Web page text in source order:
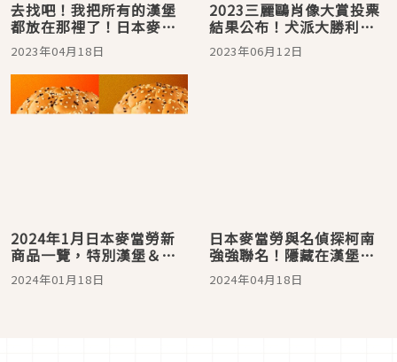
去找吧！我把所有的漢堡
都放在那裡了！日本麥當
勞與航海王首度連動販售
新口味漢堡
2023年04月18日
2023三麗鷗肖像大賞投票
結果公布！犬派大勝利，
喜拿蟬聯全球冠軍，台灣
人最愛布丁狗
2023年06月12日
2024年1月日本麥當勞新
商品一覽，特別漢堡＆雞
塊口味一次看
2024年01月18日
日本麥當勞與名偵探柯南
強強聯名！隱藏在漢堡內
的秘密究竟是什麼？
2024年04月18日